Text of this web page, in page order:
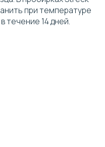
при температуре
14 дней.